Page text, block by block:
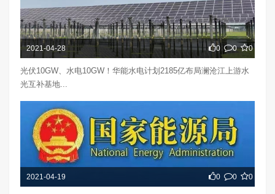
2021-04-28 0 0 0
光伏10GW、水电10GW！华能水电计划2185亿布局澜沧江上游水
光互补基地...
2021-04-19 0 0 0